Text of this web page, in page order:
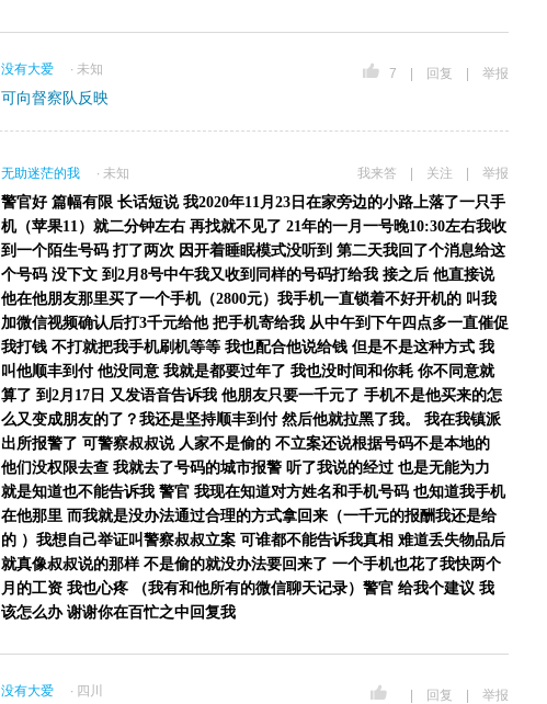
没有大爱 ∙ 未知 7 回复 举报
可向督察队反映
无助迷茫的我 ∙ 未知 我来答 关注 举报
警官好 篇幅有限 长话短说 我2020年11月23日在家旁边的小路上落了一只手
机（苹果11）就二分钟左右 再找就不见了 21年的一月一号晚10:30左右我收
到一个陌生号码 打了两次 因开着睡眠模式没听到 第二天我回了个消息给这
个号码 没下文 到2月8号中午我又收到同样的号码打给我 接之后 他直接说
他在他朋友那里买了一个手机（2800元）我手机一直锁着不好开机的 叫我
加微信视频确认后打3千元给他 把手机寄给我 从中午到下午四点多一直催促
我打钱 不打就把我手机刷机等等 我也配合他说给钱 但是不是这种方式 我
叫他顺丰到付 他没同意 我就是都要过年了 我也没时间和你耗 你不同意就
算了 到2月17日 又发语音告诉我 他朋友只要一千元了 手机不是他买来的怎
么又变成朋友的了？我还是坚持顺丰到付 然后他就拉黑了我。 我在我镇派
出所报警了 可警察叔叔说 人家不是偷的 不立案还说根据号码不是本地的
他们没权限去查 我就去了号码的城市报警 听了我说的经过 也是无能为力
就是知道也不能告诉我 警官 我现在知道对方姓名和手机号码 也知道我手机
在他那里 而我就是没办法通过合理的方式拿回来（一千元的报酬我还是给
的 ）我想自己举证叫警察叔叔立案 可谁都不能告诉我真相 难道丢失物品后
就真像叔叔说的那样 不是偷的就没办法要回来了 一个手机也花了我快两个
月的工资 我也心疼 （我有和他所有的微信聊天记录）警官 给我个建议 我
该怎么办 谢谢你在百忙之中回复我
没有大爱 ∙ 四川 回复 举报